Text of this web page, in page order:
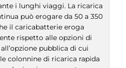
i lunghi viaggi. La ricarica
può erogare da 50 a 350
il caricabatterie eroga
rispetto alle opzioni di
pubblica di cui
colonnine di ricarica rapida